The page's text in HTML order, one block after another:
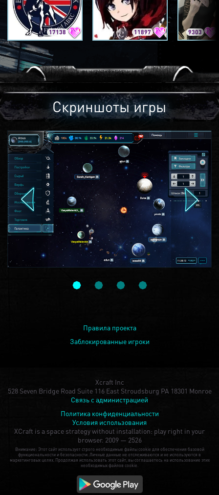
17138 11897 9303
Скриншоты игры
Правила проекта
Заблокированные игроки
Xcraft Inc
528 Seven Bridge Road Suite 116 East Stroudsburg PA 18301 Monroe
Связь с администрацией
Политика конфиденциальности
Условия использования
XCraft is a space strategy without installation: play right in your
browser. 2009 — 2526
Внимание: Этот сайт использует строго необходимые файлы cookie для обеспечения базовой
функциональности и безопасности. Личные данные не отслеживаются и не используются в
маркетинговых целях. Продолжая использовать этот сайт, вы соглашаетесь на использование этих
необходимых файлов cookie.